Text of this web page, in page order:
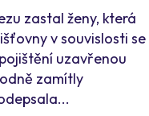
zastal ženy, která
v souvislosti se
uzavřenou
zamítly